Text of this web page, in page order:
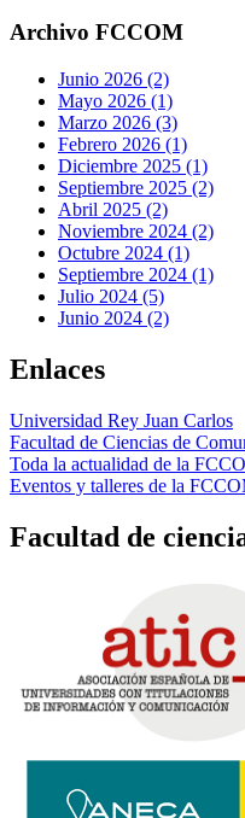
Archivo FCCOM
Junio 2026 (2)
Mayo 2026 (1)
Marzo 2026 (3)
Febrero 2026 (1)
Diciembre 2025 (1)
Septiembre 2025 (2)
Abril 2025 (2)
Noviembre 2024 (2)
Octubre 2024 (1)
Septiembre 2024 (1)
Julio 2024 (5)
Junio 2024 (2)
Enlaces
Universidad Rey Juan Carlos
Facultad de Ciencias de
Toda la actualidad de la
Eventos y talleres de la
Facultad de